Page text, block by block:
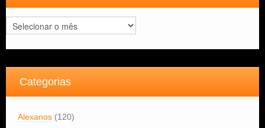
Arquivos
Categorias
Alexanos (120)